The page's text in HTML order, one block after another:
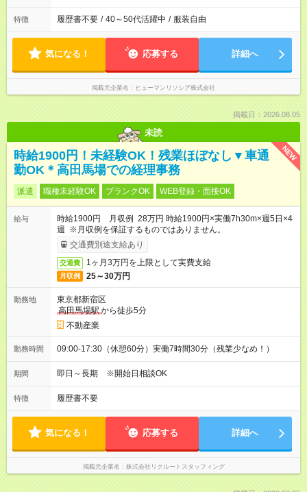
特徴 履歴書不要 / 40～50代活躍中 / 服装自由
気になる！ 応募する 詳細へ
掲載元企業名 ヒューマンリソシア株式会社
掲載日：2026.08.05
未読
NEW
時給1900円！未経験OK！残業ほぼなし▼車通
勤OK＊高田馬場での経理事務
派遣 職種未経験OK ブランクOK WEB登録・面接OK
給与
時給1900円 月収例 28万円 時給1900円×実働7h30m×週5日×4
週 ※月収例を保証するものではありません。
交通費別途支給あり
交通費 1ヶ月3万円を上限として実費支給
月収例 25～30万円
勤務地
東京都新宿区
高田馬場駅から徒歩5分
不動産業
勤務時間 09:00-17:30（休憩60分）実働7時間30分（残業少なめ！）
期間 即日～長期 ※開始日相談OK
特徴 履歴書不要
気になる！ 応募する 詳細へ
掲載元企業名 株式会社リクルートスタッフィング